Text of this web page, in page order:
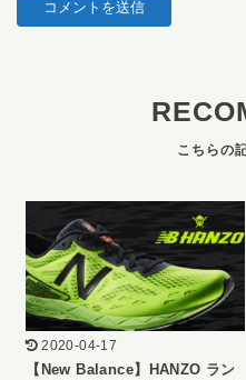
2020-04-17
【New Balance】HANZO ラン